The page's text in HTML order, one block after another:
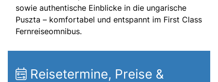
sowie authentische Einblicke in die ungarische
Puszta – komfortabel und entspannt im First Class
Fernreiseomnibus.
Reisetermine, Preise &